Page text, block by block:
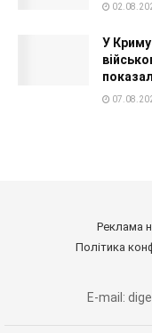
У Криму
Реклама
Політика
E-mail: